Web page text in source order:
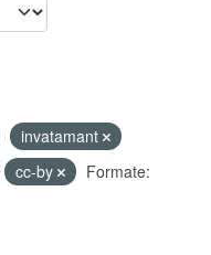
invatamant
cc-by
Formate: